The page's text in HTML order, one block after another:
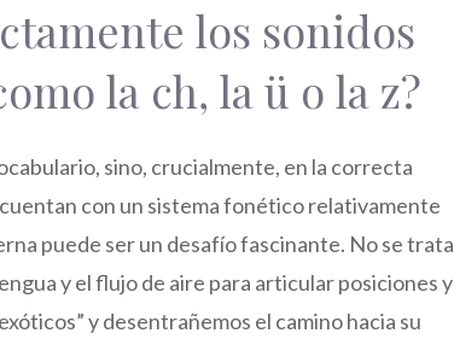
los sonidos
la ch, la ü o la z?
sino, crucialmente, en la correcta
con un sistema fonético relativamente
puede ser un desafío fascinante. No se trata
y el flujo de aire para articular posiciones y
y desentrañemos el camino hacia su